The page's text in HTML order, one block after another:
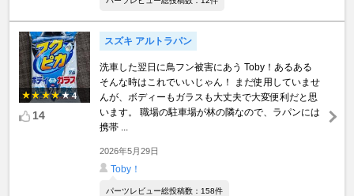
4
14
スズキ アルトラパン
洗車した翌日に鳥フン被害にあう Toby！あるある
そんな時はこれでいいじゃん！ まだ使用していませ
んが、ボディーもガラスも大丈夫で大変便利だと思
います。 職場の駐車場が林の隣なので、ラパンには
携帯 ...
2026年5月29日
Toby！
パーツレビュー総投稿数：158件